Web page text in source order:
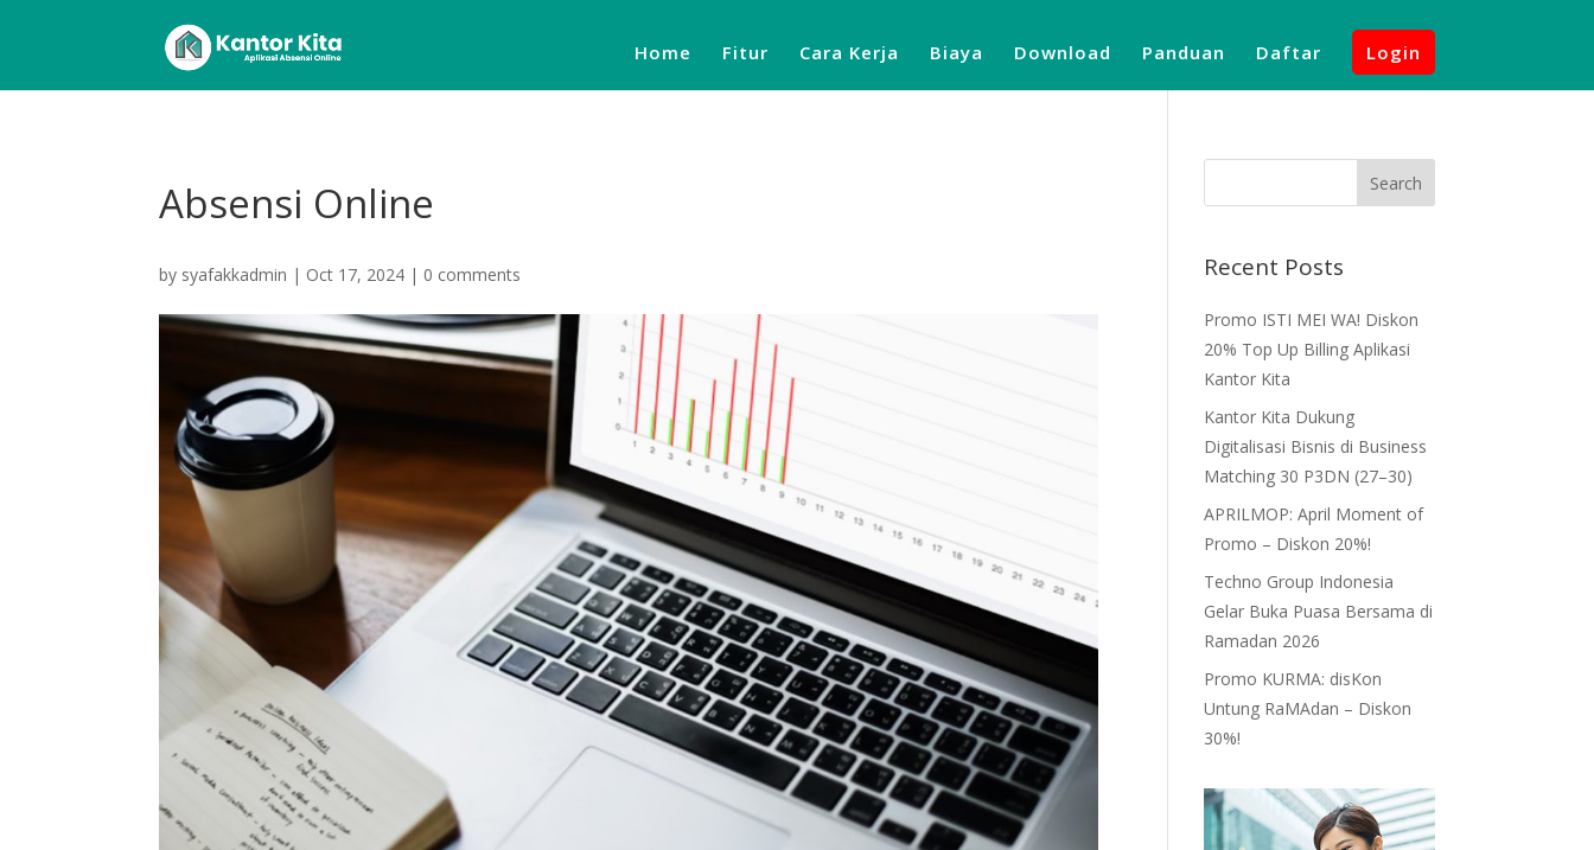
Home Fitur Cara Kerja Biaya Download Panduan Daftar Login
Absensi Online
by syafakkadmin | Oct 17, 2024 | 0 comments Recent Posts
Promo ISTI MEI WA! Diskon
20% Top Up Billing Aplikasi
Kantor Kita
Kantor Kita Dukung
Digitalisasi Bisnis di Business
Matching 30 P3DN (27–30)
APRILMOP: April Moment of
Promo – Diskon 20%!
Techno Group Indonesia
Gelar Buka Puasa Bersama di
Ramadan 2026
Promo KURMA: disKon
Untung RaMAdan – Diskon
30%!